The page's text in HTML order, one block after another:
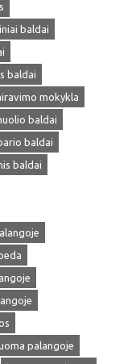
baldai
baldai
mokykla
baldai
baldai
baldai
palangoje